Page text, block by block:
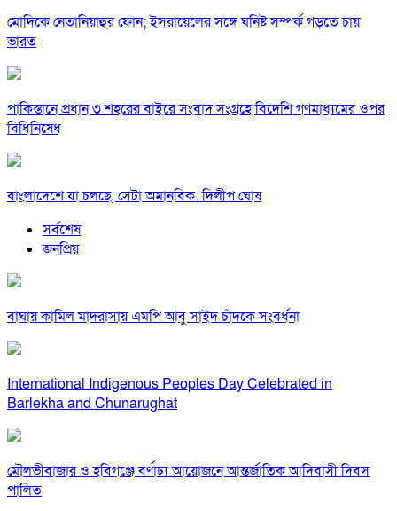
মোদিকে নেতানিয়াহুর ফোন; ইসরায়েলের সঙ্গে ঘনিষ্ট সম্পর্ক গড়তে চায়
ভারত
পাকিস্তানে প্রধান ৩ শহরের বাইরে সংবাদ সংগ্রহে বিদেশি গণমাধ্যমের ওপর
বিধিনিষেধ
বাংলাদেশে যা চলছে, সেটা অমানবিক: দিলীপ ঘোষ
সর্বশেষ
জনপ্রিয়
বাঘায় কামিল মাদরাসায় এমপি আবু সাইদ চাঁদকে সংবর্ধনা
International Indigenous Peoples Day Celebrated in
Barlekha and Chunarughat
মৌলভীবাজার ও হবিগঞ্জে বর্ণাঢ্য আয়োজনে আন্তর্জাতিক আদিবাসী দিবস
পালিত